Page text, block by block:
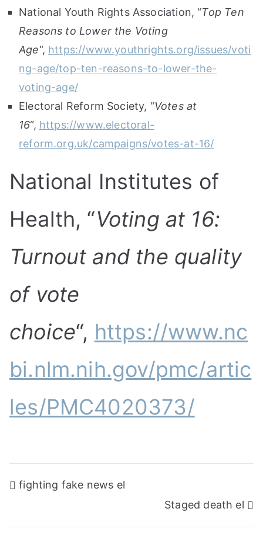
National Youth Rights Association, “Top Ten
Reasons to Lower the Voting
Age“, https://www.youthrights.org/issues/voti
ng-age/top-ten-reasons-to-lower-the-
voting-age/
Electoral Reform Society, “Votes at
16“, https://www.electoral-
reform.org.uk/campaigns/votes-at-16/
National Institutes of
Health, “Voting at 16:
Turnout and the quality
of vote
choice“, https://www.nc
bi.nlm.nih.gov/pmc/artic
les/PMC4020373/
Post
fighting fake news el
Staged death el